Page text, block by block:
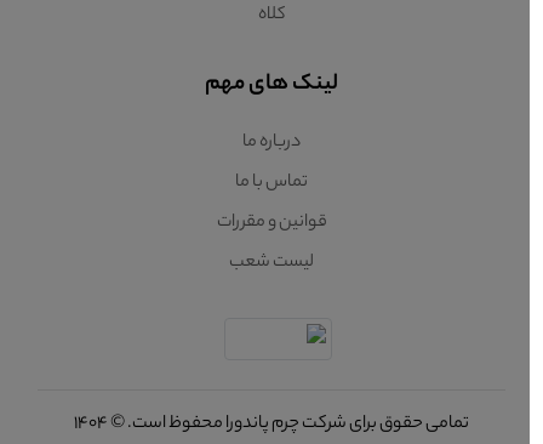
کلاه
لینک های مهم
درباره ما
تماس با ما
قوانین و مقررات
لیست شعب
تمامی حقوق برای شرکت چرم پاندورا محفوظ است. © 1404